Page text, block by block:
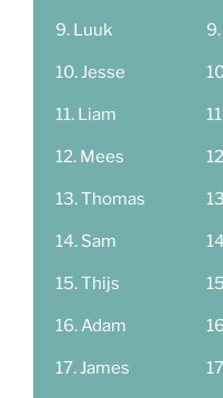
Luuk
Jesse
Liam
Mees
Thomas
Sam
Thijs
Adam
James